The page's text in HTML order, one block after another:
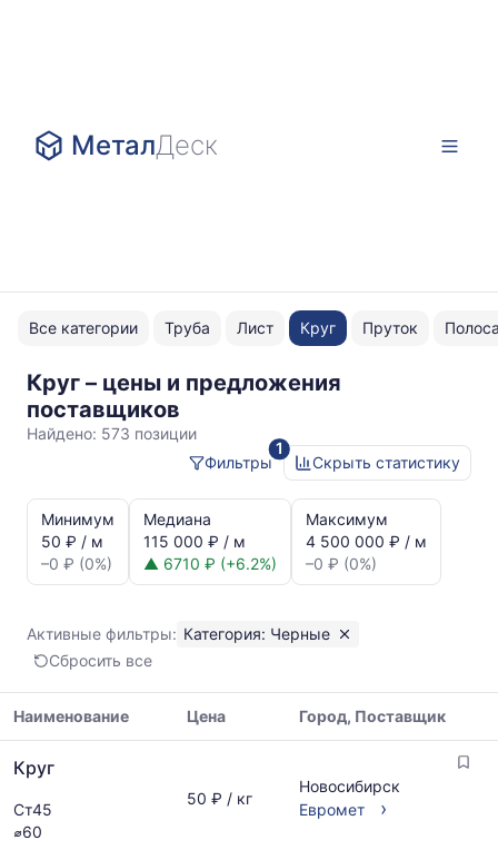
МеталДеск
Все категории Труба Лист Круг Пруток
Круг – цены и предложения
поставщиков
Найдено: 573 позиции
1
Фильтры
Скрыть статистику
динамика
цен:
Круг
минимальная,
медианная
максимальная
цена
прайс-
листов
поставщиков
Минимум
50 ₽ / м
–0 ₽ (0%)
Медиана
115 000 ₽ / м
▲ 6710 ₽ (+6.2%)
Максимум
4 500 000 ₽ / м
–0 ₽ (0%)
Активные фильтры: Категория: Черные
Сбросить все
цен
металлопрокат
Наименование Цена Город, Поставщик
Круг
Ст45
⌀60
50 ₽ / кг
Новосибирск
Евромет
›